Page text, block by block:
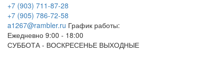
+7 (903) 711-87-28
+7 (905) 786-72-58
a1267@rambler.ru График работы:
Ежедневно 9:00 - 18:00
СУББОТА - ВОСКРЕСЕНЬЕ ВЫХОДНЫЕ